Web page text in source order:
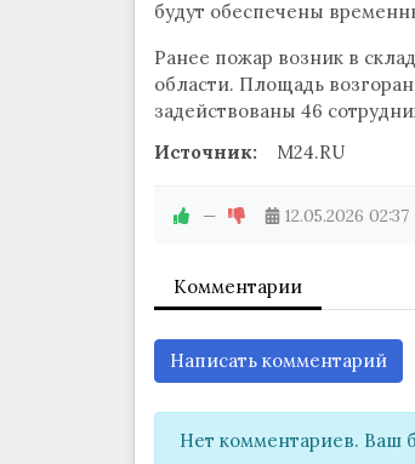
будут обеспечены
Ранее пожар возник в
области. Площадь
задействованы 46
Источник:
M24.RU
— 12.05.2026 02:37
Комментарии
Написать комментарий
Нет комментариев. Ваш